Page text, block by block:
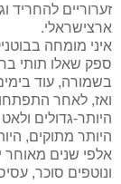
זערוריים
ארצישראלי.
איני מומחה
ספק שאלו תותי
בשמורה, עוד
ואז, לאחר
היותר-גדולים
היותר מתוקים,
אלפי שנים מאוחר
ונוטפים סוכר,